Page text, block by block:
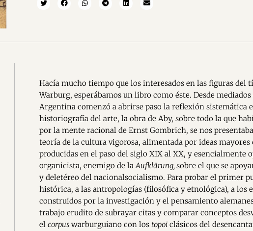
Hacía mucho tiempo que los interesados en las figuras del
Warburg, esperábamos un libro como éste. Desde mediados
Argentina comenzó a abrirse paso la reflexión sistemática
historiografía del arte, la obra de Aby, sobre todo la que
por la mente racional de Ernst Gombrich, se nos
teoría de la cultura vigorosa, alimentada por ideas mayores
producidas en el paso del siglo XIX al XX, y esencialmente
organicista, enemigo de laAufklärung,sobre el que se
y deletéreo del nacionalsocialismo. Para probar el primer
histórica, a las antropologías (filosófica y etnológica), a los
construidos por la investigación y el pensamiento
trabajo erudito de subrayar citas y comparar conceptos
elcorpus warburguiano con lostopoi clásicos del